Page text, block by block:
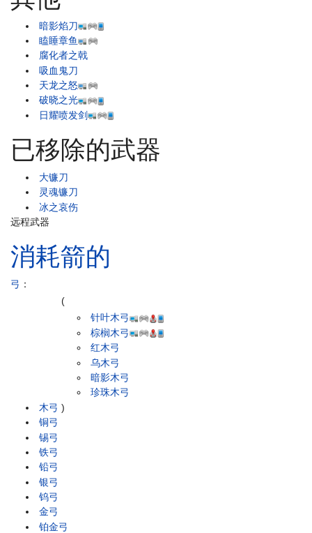
暗影焰刀
瞌睡章鱼
腐化者之戟
吸血鬼刀
天龙之怒
破晓之光
日耀喷发剑
已移除的武器
大镰刀
灵魂镰刀
冰之哀伤
远程武器
消耗箭的
弓 ：
木弓
(
针叶木弓
棕榈木弓
红木弓
乌木弓
暗影木弓
珍珠木弓
)
铜弓
锡弓
铁弓
铅弓
银弓
钨弓
金弓
铂金弓